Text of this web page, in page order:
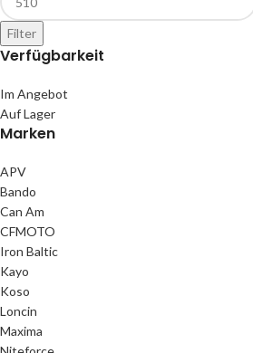
Filter
Verfügbarkeit
Im Angebot
Auf Lager
Marken
APV
Bando
Can Am
CFMOTO
Iron Baltic
Kayo
Koso
Loncin
Maxima